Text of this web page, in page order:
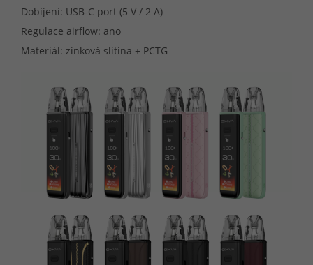
Dobíjení: USB-C port (5 V / 2 A)
Regulace airflow: ano
Materiál: zinková slitina + PCTG